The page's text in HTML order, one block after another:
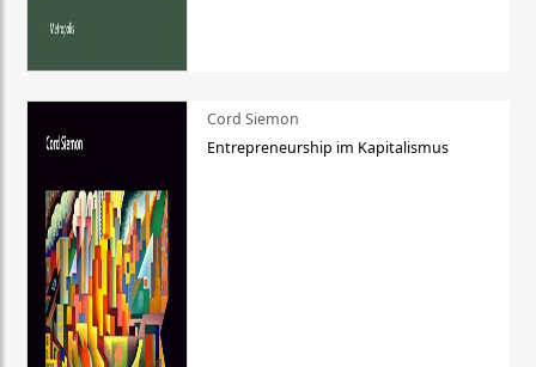
Cord Siemon
Entrepreneurship im Kapitalismus